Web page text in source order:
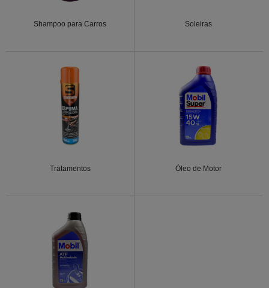
Shampoo para Carros Soleiras
Tratamentos Óleo de Motor